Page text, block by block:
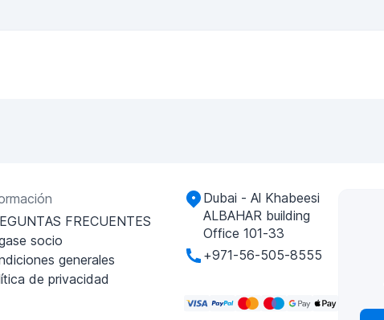
FRECUENTES
socio
generales
de privacidad
Dubai - Al Khabeesi
ALBAHAR building
Office 101-33
+971-56-505-8555